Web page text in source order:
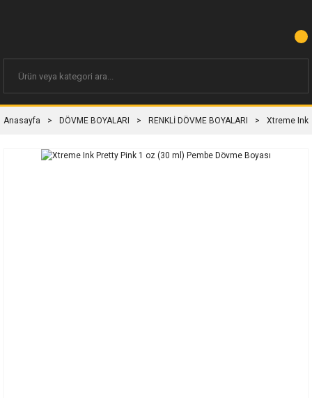
Anasayfa DÖVME BOYALARI RENKLİ DÖVME BOYALARI Xtreme Ink